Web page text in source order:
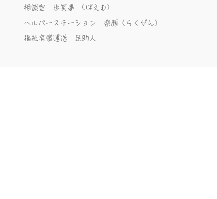
相談室 歩笑夢 (ぽえむ)
ヘルパーステーション 楽顔（らくがん）
福祉有償運送 足助人